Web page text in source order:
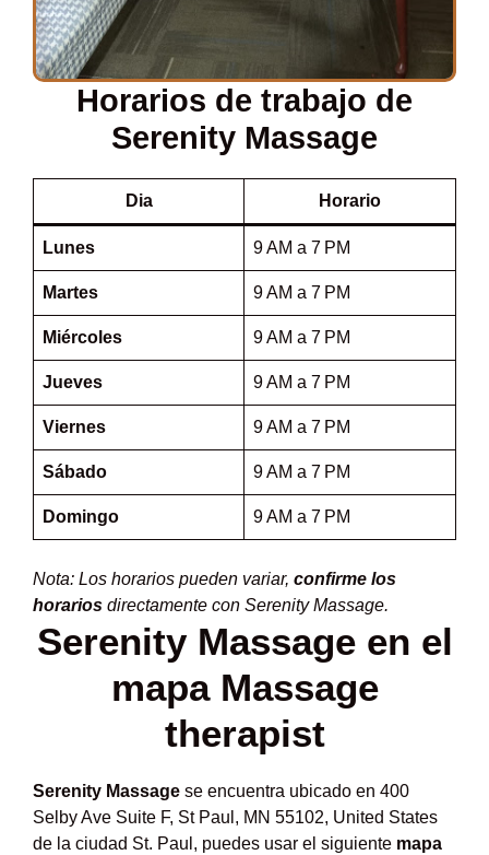
Horarios de trabajo de
Serenity Massage
Dia Horario
Lunes 9 AM a 7 PM
Martes 9 AM a 7 PM
Miércoles 9 AM a 7 PM
Jueves 9 AM a 7 PM
Viernes 9 AM a 7 PM
Sábado 9 AM a 7 PM
Domingo 9 AM a 7 PM
Nota: Los horarios pueden variar, confirme los
horarios directamente con Serenity Massage.
Serenity Massage en el
mapa Massage
therapist
Serenity Massage se encuentra ubicado en 400
Selby Ave Suite F, St Paul, MN 55102, United States
de la ciudad St. Paul, puedes usar el siguiente mapa